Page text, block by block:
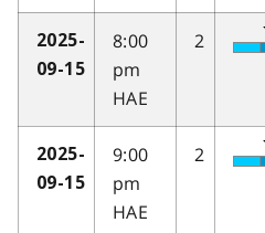
2025-
09-15
8:00
pm
HAE
2
2025-
09-15
9:00
pm
HAE
2